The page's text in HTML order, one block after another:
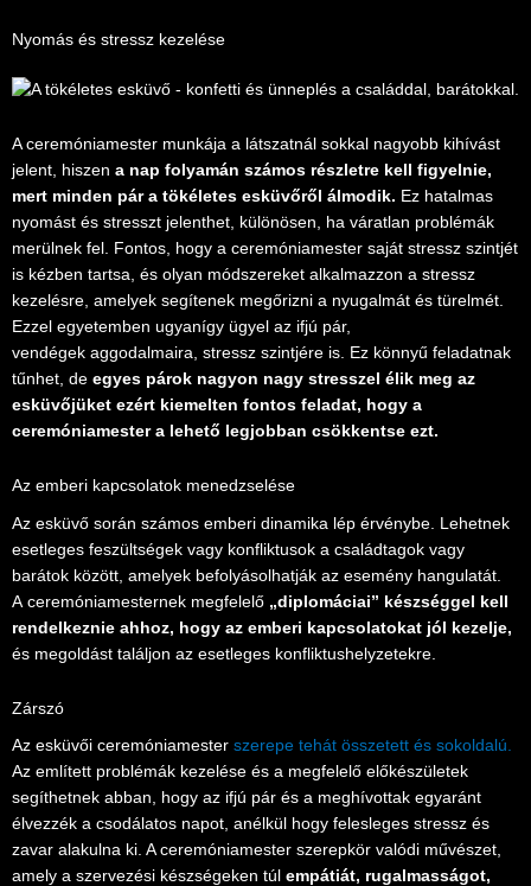
Nyomás és stressz kezelése
A ceremóniamester munkája a látszatnál sokkal nagyobb kihívást
jelent, hiszen a nap folyamán számos részletre kell figyelnie,
mert minden pár a tökéletes esküvőről álmodik. Ez hatalmas
nyomást és stresszt jelenthet, különösen, ha váratlan problémák
merülnek fel. Fontos, hogy a ceremóniamester saját stressz szintjét
is kézben tartsa, és olyan módszereket alkalmazzon a stressz
kezelésre, amelyek segítenek megőrizni a nyugalmát és türelmét.
Ezzel egyetemben ugyanígy ügyel az ifjú pár,
vendégek aggodalmaira, stressz szintjére is. Ez könnyű feladatnak
tűnhet, de egyes párok nagyon nagy stresszel élik meg az
esküvőjüket ezért kiemelten fontos feladat, hogy a
ceremóniamester a lehető legjobban csökkentse ezt.
Az emberi kapcsolatok menedzselése
Az esküvő során számos emberi dinamika lép érvénybe. Lehetnek
esetleges feszültségek vagy konfliktusok a családtagok vagy
barátok között, amelyek befolyásolhatják az esemény hangulatát.
A ceremóniamesternek megfelelő „diplomáciai” készséggel kell
rendelkeznie ahhoz, hogy az emberi kapcsolatokat jól kezelje,
és megoldást találjon az esetleges konfliktushelyzetekre.
Zárszó
Az esküvői ceremóniamester szerepe tehát összetett és sokoldalú.
Az említett problémák kezelése és a megfelelő előkészületek
segíthetnek abban, hogy az ifjú pár és a meghívottak egyaránt
élvezzék a csodálatos napot, anélkül hogy felesleges stressz és
zavar alakulna ki. A ceremóniamester szerepkör valódi művészet,
amely a szervezési készségeken túl empátiát, rugalmasságot,